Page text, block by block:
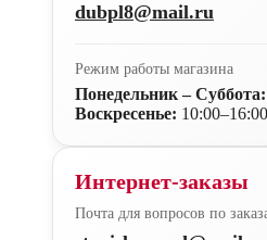
dubpl8@mail.ru
Режим работы магазина
Понедельник – Суббота:
Воскресенье: 10:00–16:00
Интернет-заказы
Почта для вопросов по